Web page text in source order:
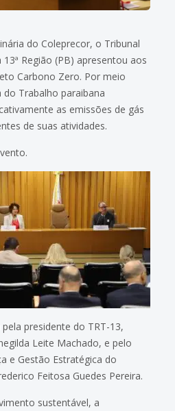
do Coleprecor, o Tribunal
Região (PB) apresentou aos
Carbono Zero. Por meio
do Trabalho paraibana
as emissões de gás
de suas atividades.
presidente do TRT-13,
Leite Machado, e pelo
e Gestão Estratégica do
Feitosa Guedes Pereira.
sustentável, a